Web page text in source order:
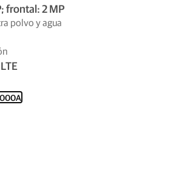
frontal: 2 MP
polvo y agua